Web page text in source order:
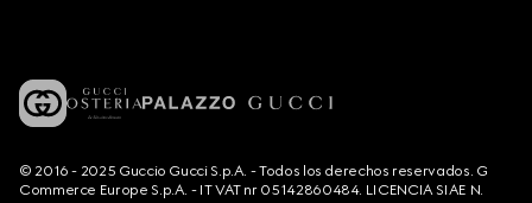
© 2016 - 2025 Guccio Gucci S.p.A. - Todos los derechos reservados. G
Commerce Europe S.p.A. - IT VAT nr 05142860484. LICENCIA SIAE N.